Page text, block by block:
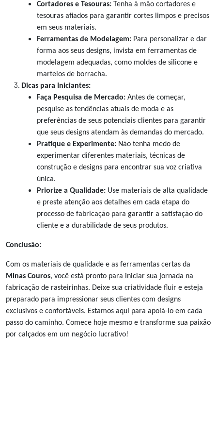
Cortadores e Tesouras: Tenha à mão cortadores e
tesouras afiados para garantir cortes limpos e precisos
em seus materiais.
Ferramentas de Modelagem: Para personalizar e dar
forma aos seus designs, invista em ferramentas de
modelagem adequadas, como moldes de silicone e
martelos de borracha.
Dicas para Iniciantes:
Faça Pesquisa de Mercado: Antes de começar,
pesquise as tendências atuais de moda e as
preferências de seus potenciais clientes para garantir
que seus designs atendam às demandas do mercado.
Pratique e Experimente: Não tenha medo de
experimentar diferentes materiais, técnicas de
construção e designs para encontrar sua voz criativa
única.
Priorize a Qualidade: Use materiais de alta qualidade
e preste atenção aos detalhes em cada etapa do
processo de fabricação para garantir a satisfação do
cliente e a durabilidade de seus produtos.
Conclusão:
Com os materiais de qualidade e as ferramentas certas da
Minas Couros, você está pronto para iniciar sua jornada na
fabricação de rasteirinhas. Deixe sua criatividade fluir e esteja
preparado para impressionar seus clientes com designs
exclusivos e confortáveis. Estamos aqui para apoiá-lo em cada
passo do caminho. Comece hoje mesmo e transforme sua paixão
por calçados em um negócio lucrativo!